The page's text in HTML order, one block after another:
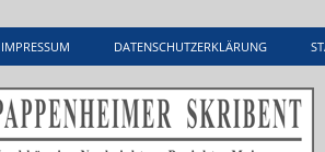
IMPRESSUM DATENSCHUTZERKLÄRUNG